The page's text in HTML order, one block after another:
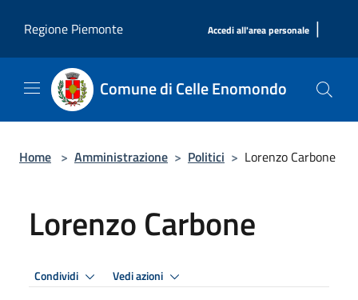
Regione Piemonte
Accedi all'area personale |
Comune di Celle Enomondo
Home > Amministrazione > Politici > Lorenzo Carbone
Lorenzo Carbone
Condividi Vedi azioni